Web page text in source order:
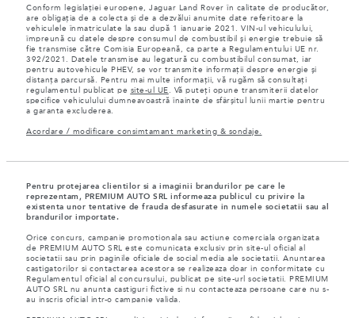
Conform legislației europene, Jaguar Land Rover în calitate de producător,
are obligația de a colecta și de a dezvălui anumite date referitoare la
vehiculele înmatriculate la sau după 1 ianuarie 2021. VIN-ul vehiculului,
împreună cu datele despre consumul de combustibil și energie trebuie să
fie transmise către Comisia Europeană, ca parte a Regulamentului UE nr.
392/2021. Datele transmise au legatură cu combustibilul consumat, iar
pentru autovehicule PHEV, se vor transmite informații despre energie și
distanța parcursă. Pentru mai multe informații, vă rugăm să consultați
regulamentul publicat pe site-ul UE . Vă puteți opune transmiterii datelor
specifice vehiculului dumneavoastră înainte de sfârșitul lunii martie pentru
a garanta excluderea.
Acordare / modificare consimtamant marketing & sondaje.
Pentru protejarea clientilor si a imaginii brandurilor pe care le
reprezentam, PREMIUM AUTO SRL informeaza publicul cu privire la
existenta unor tentative de frauda desfasurate in numele societatii sau al
brandurilor importate.
Orice concurs, campanie promotionala sau actiune comerciala organizata
de PREMIUM AUTO SRL este comunicata exclusiv prin site-ul oficial al
societatii sau prin paginile oficiale de social media ale societatii. Anuntarea
castigatorilor si contactarea acestora se realizeaza doar in conformitate cu
Regulamentul oficial al concursului, publicat pe site-url societatii. PREMIUM
AUTO SRL nu anunta castiguri fictive si nu contacteaza persoane care nu s-
au inscris oficial intr-o campanie valida.